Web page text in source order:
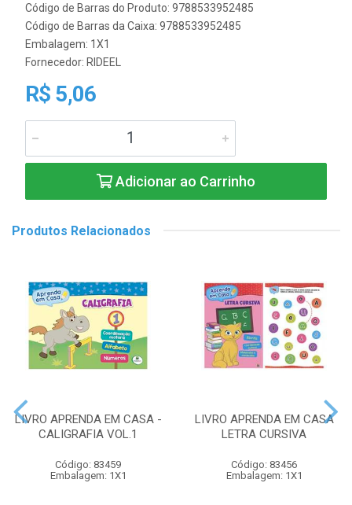
Código de Barras do Produto: 9788533952485
Código de Barras da Caixa: 9788533952485
Embalagem: 1X1
Fornecedor: RIDEEL
R$ 5,06
Adicionar ao Carrinho
Produtos Relacionados
LIVRO APRENDA EM CASA -
CALIGRAFIA VOL.1
Código: 83459
Embalagem: 1X1
LIVRO APRENDA EM CASA
LETRA CURSIVA
Código: 83456
Embalagem: 1X1